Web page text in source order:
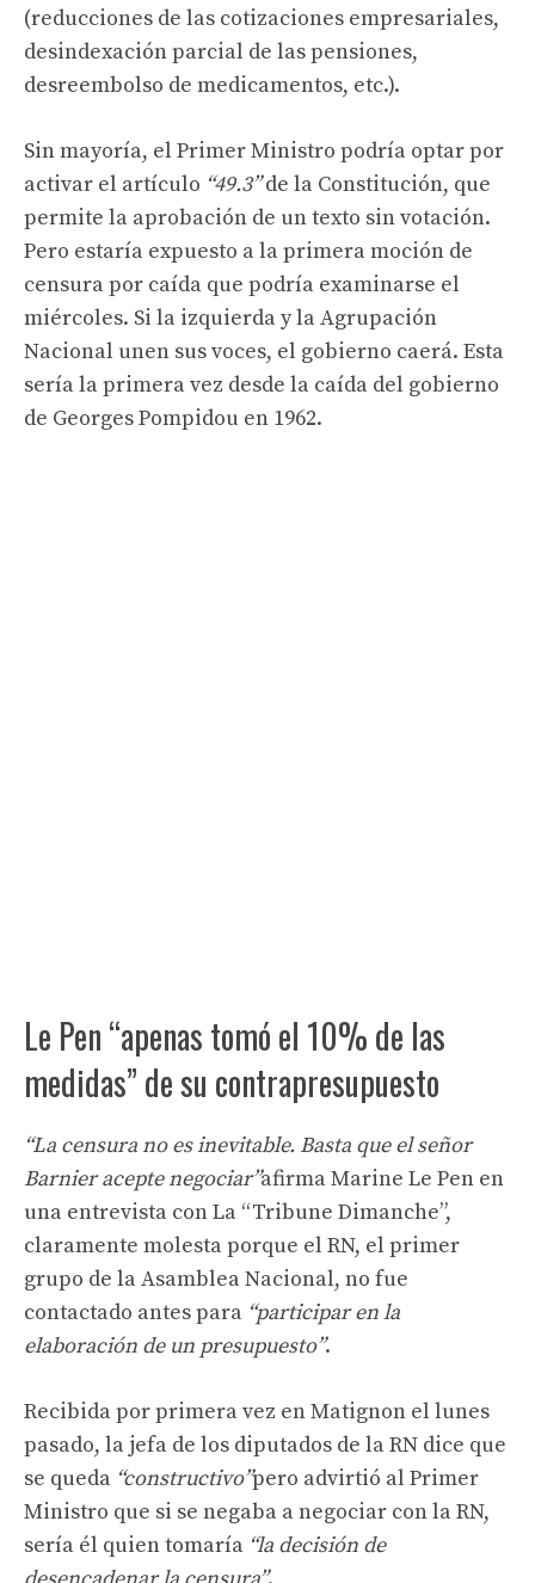
(reducciones de las cotizaciones empresariales,
desindexación parcial de las pensiones,
desreembolso de medicamentos, etc.).
Sin mayoría, el Primer Ministro podría optar por
activar el artículo “49.3”de la Constitución, que
permite la aprobación de un texto sin votación.
Pero estaría expuesto a la primera moción de
censura por caída que podría examinarse el
miércoles. Si la izquierda y la Agrupación
Nacional unen sus voces, el gobierno caerá. Esta
sería la primera vez desde la caída del gobierno
de Georges Pompidou en 1962.
Le Pen “apenas tomó el 10% de las
medidas” de su contrapresupuesto
“La censura no es inevitable. Basta que el señor
Barnier acepte negociar”afirma Marine Le Pen en
una entrevista con La “Tribune Dimanche”,
claramente molesta porque el RN, el primer
grupo de la Asamblea Nacional, no fue
contactado antes para “participar en la
elaboración de un presupuesto”.
Recibida por primera vez en Matignon el lunes
pasado, la jefa de los diputados de la RN dice que
se queda “constructivo”pero advirtió al Primer
Ministro que si se negaba a negociar con la RN,
sería él quien tomaría “la decisión de